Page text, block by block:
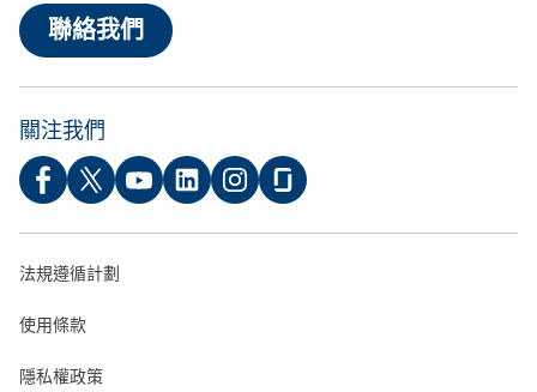
聯絡我們
關注我們
法規遵循計劃
使用條款
隱私權政策